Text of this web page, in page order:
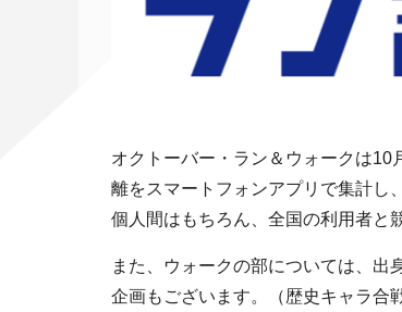
オクトーバー・ラン＆ウォークは
離をスマートフォンアプリで集計し
個人間はもちろん、全国の利用者と
また、ウォークの部については、出
企画もございます。（歴史キャラ合戦